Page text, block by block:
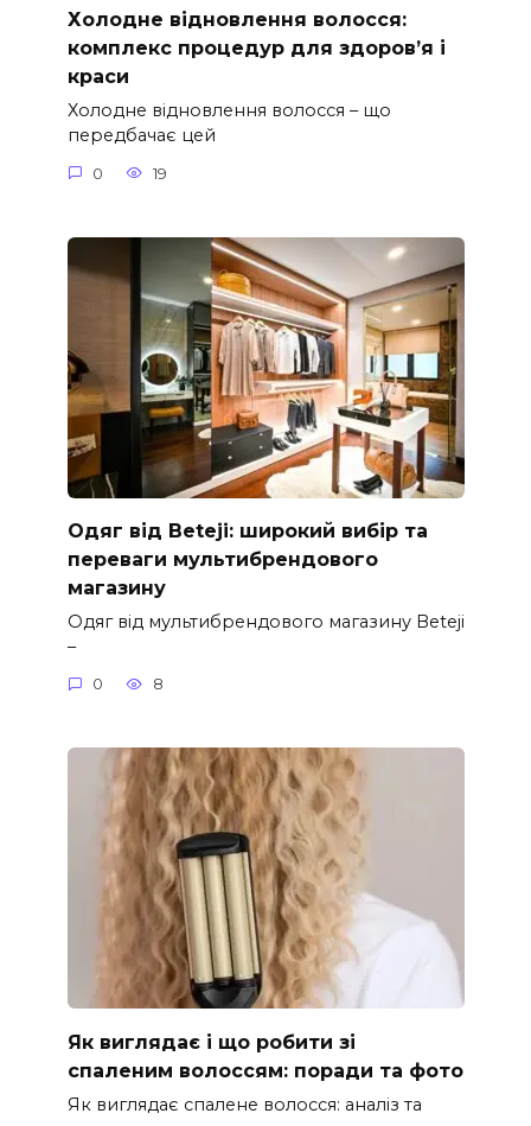
Холодне відновлення волосся:
комплекс процедур для здоров’я і
краси
Холодне відновлення волосся – що
передбачає цей
0 19
Одяг від Beteji: широкий вибір та
переваги мультибрендового
магазину
Одяг від мультибрендового магазину Beteji
–
0 8
Як виглядає і що робити зі
спаленим волоссям: поради та фото
Як виглядає спалене волосся: аналіз та